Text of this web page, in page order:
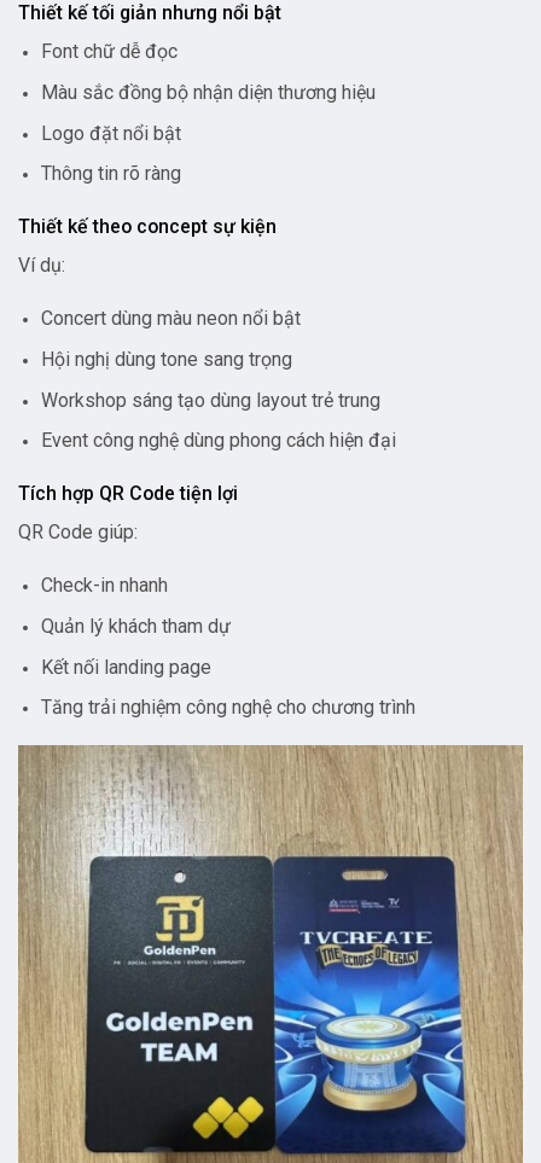
Thiết kế tối giản nhưng nổi bật
Font chữ dễ đọc
Màu sắc đồng bộ nhận diện thương hiệu
Logo đặt nổi bật
Thông tin rõ ràng
Thiết kế theo concept sự kiện
Ví dụ:
Concert dùng màu neon nổi bật
Hội nghị dùng tone sang trọng
Workshop sáng tạo dùng layout trẻ trung
Event công nghệ dùng phong cách hiện đại
Tích hợp QR Code tiện lợi
QR Code giúp:
Check-in nhanh
Quản lý khách tham dự
Kết nối landing page
Tăng trải nghiệm công nghệ cho chương trình